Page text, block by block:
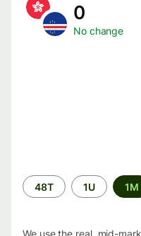
0
No change
Time
period
48T 1U 1M